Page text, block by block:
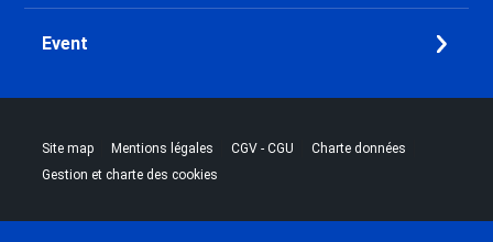
Event
Site map |Mentions légales |CGV - CGU |Charte données
Gestion et charte des cookies